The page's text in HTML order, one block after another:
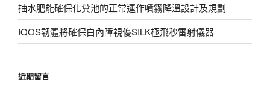
抽水肥能確保化糞池的正常運作噴霧降溫設計及規劃
IQOS韌體將確保白內障視優SILK極飛秒雷射儀器
近期留言